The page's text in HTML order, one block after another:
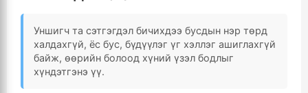
Уншигч та сэтгэгдэл бичихдээ бусдын нэр төрд
халдахгүй, ёс бус, бүдүүлэг үг хэллэг ашиглахгүй
байж, өөрийн болоод хүний үзэл бодлыг
хүндэтгэнэ үү.